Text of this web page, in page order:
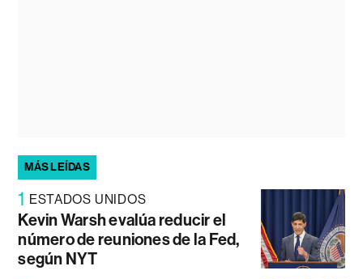
MÁS LEÍDAS
1 ESTADOS UNIDOS
Kevin Warsh evalúa reducir el
número de reuniones de la Fed,
según NYT